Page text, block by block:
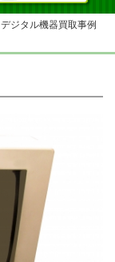
デジタル機器買取事例